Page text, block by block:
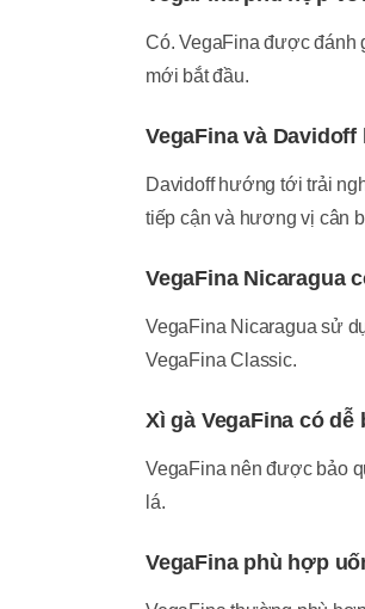
Có. VegaFina được đánh
mới bắt đầu.
VegaFina và
Davidoff hướng tới trải
tiếp cận và hương vị cân
VegaFina Nicaragua
VegaFina Nicaragua sử
VegaFina Classic.
Xì gà VegaFina có
VegaFina nên được bảo
lá.
VegaFina phù hợp